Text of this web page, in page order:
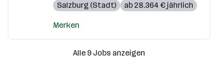
Salzburg (Stadt)
ab 28.364 € jährlich
Merken
Alle 9 Jobs anzeigen